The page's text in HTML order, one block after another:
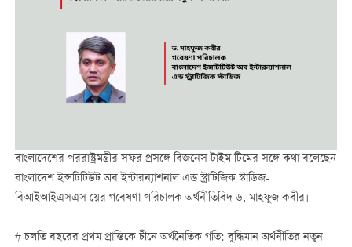
বাংলাদেশের পররাষ্ট্রমন্ত্রীর সফর প্রসঙ্গে বিজনেস টাইম টিমের সঙ্গে কথা বলেছেন
বাংলাদেশ ইন্সটিটিউট অব ইন্টারন্যাশনাল এন্ড স্ট্রাটিজিক স্টাডিজ-
বিআইআইএসএস য়ের গবেষণা পরিচালক অর্থনীতিবিদ ড. মাহফুজ কবীর।
# চলতি বছরের প্রথম প্রান্তিকে চীনে অর্থনৈতিক গতি: বুদ্ধিমান অর্থনীতির নতুন